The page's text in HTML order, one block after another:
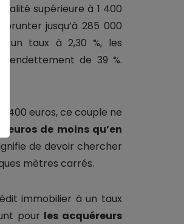
supérieure à 1 400
jusqu’à 285 000
un taux à 2,30 %, les
de 39 %.
400 euros, ce couple ne
euros de moins qu’en
de devoir chercher
mètres carrés.
immobilier à un taux
pour les acquéreurs